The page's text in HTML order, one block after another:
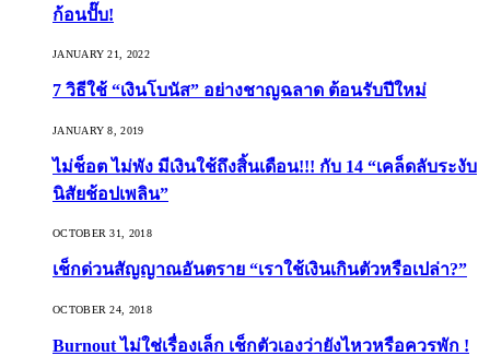
ก้อนปั๊บ!
JANUARY 21, 2022
7 วิธีใช้ “เงินโบนัส” อย่างชาญฉลาด ต้อนรับปีใหม่
JANUARY 8, 2019
ไม่ช็อต ไม่พัง มีเงินใช้ถึงสิ้นเดือน!!! กับ 14 “เคล็ดลับระงับ
นิสัยช้อปเพลิน”
OCTOBER 31, 2018
เช็กด่วนสัญญาณอันตราย “เราใช้เงินเกินตัวหรือเปล่า?”
OCTOBER 24, 2018
Burnout ไม่ใช่เรื่องเล็ก เช็กตัวเองว่ายังไหวหรือควรพัก !